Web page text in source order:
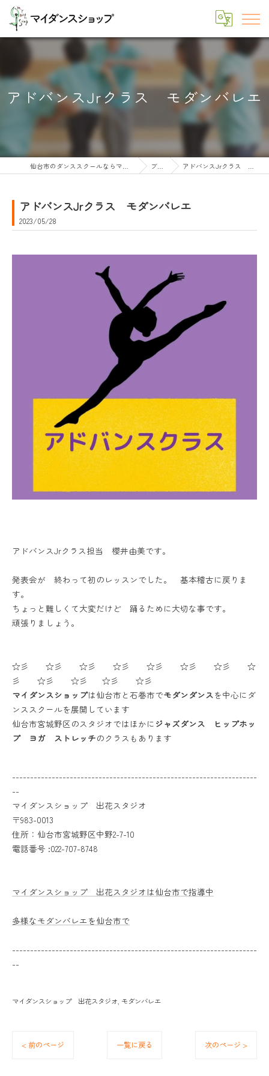
アドバンスJrクラス モダンバレエ
仙台市のダンススクールならマイダンスショップ ブログ アドバンスJrクラス モダンバレエ
アドバンスJrクラス モダンバレエ
2023/05/28
アドバンスJrクラス担当 櫻井由美です。
発表会が 終わって初のレッスンでした。 基本稽古に戻りま
す。
ちょっと難しくて大変だけど 踊るために大切な事です。
頑張りましょう。
☆彡 ☆彡 ☆彡 ☆彡 ☆彡 ☆彡 ☆彡 ☆
彡 ☆彡 ☆彡 ☆彡 ☆彡
マイダンスショップは仙台市と石巻市でモダンダンスを中心にダ
ンススクールを展開しています
仙台市宮城野区のスタジオではほかに ジャズダンス ヒップホッ
プ ヨガ ストレッチのクラスもあります
--------------------------------------------------------------------
--
マイダンスショップ 出花スタジオ
〒983-0013
住所：仙台市宮城野区中野2-7-10
電話番号 :022-707-8748
マイダンスショップ 出花スタジオは仙台市で指導中
多様なモダンバレエを仙台市で
--------------------------------------------------------------------
--
マイダンスショップ 出花スタジオ モダンバレエ
< 前のページ 一覧に戻る 次のページ >